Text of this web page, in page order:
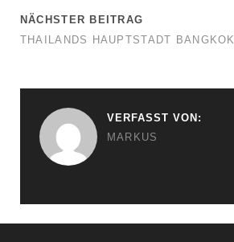
NÄCHSTER BEITRAG
THAILANDS HAUPTSTADT BANGKOK
VERFASST VON:
MARKUS